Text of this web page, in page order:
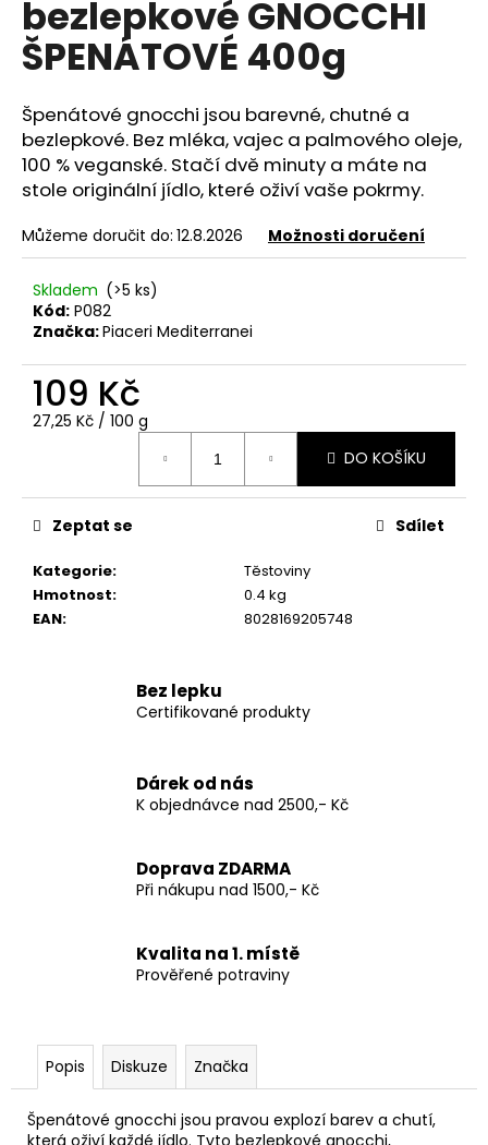
bezlepkové GNOCCHI
ŠPENÁTOVÉ 400g
Špenátové gnocchi jsou barevné, chutné a
bezlepkové. Bez mléka, vajec a palmového oleje,
100 % veganské. Stačí dvě minuty a máte na
stole originální jídlo, které oživí vaše pokrmy.
Můžeme doručit do: 12.8.2026 Možnosti doručení
Skladem (>5 ks)
Kód: P082
Značka:Piaceri Mediterranei
109 Kč
Měrná
27,25 Kč / 100 g
DO KOŠÍKU
Kategorie:
Těstoviny
Hmotnost:
0.4 kg
EAN: 8028169205748
Zeptat se Sdílet
Bez lepku
Certifikované produkty
Dárek od nás
K objednávce nad 2500,- Kč
Doprava ZDARMA
Při nákupu nad 1500,- Kč
Kvalita na 1. místě
Prověřené potraviny
Popis Diskuze Značka
Špenátové gnocchi jsou pravou explozí barev a chutí,
e
n
a
j
í
t
?
D
o
č
u
e
m